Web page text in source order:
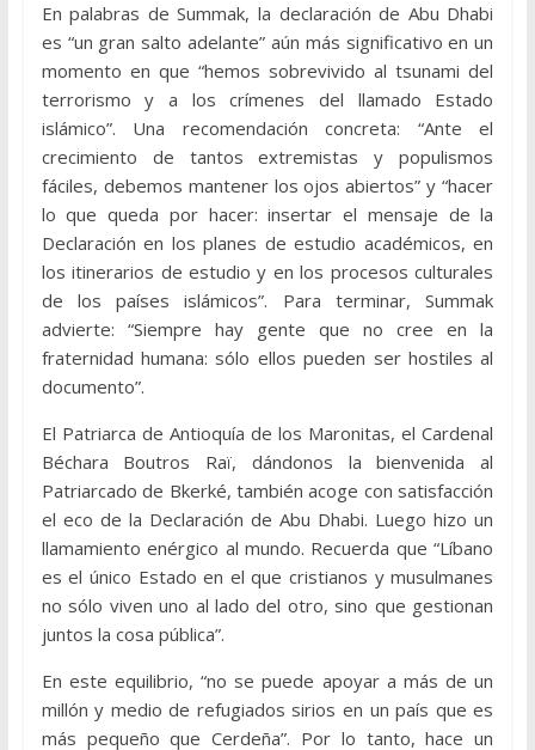
En palabras de Summak, la declaración de Abu Dhabi
es “un gran salto adelante” aún más significativo en un
momento en que “hemos sobrevivido al tsunami del
terrorismo y a los crímenes del llamado Estado
islámico”. Una recomendación concreta: “Ante el
crecimiento de tantos extremistas y populismos
fáciles, debemos mantener los ojos abiertos” y “hacer
lo que queda por hacer: insertar el mensaje de la
Declaración en los planes de estudio académicos, en
los itinerarios de estudio y en los procesos culturales
de los países islámicos”. Para terminar, Summak
advierte: “Siempre hay gente que no cree en la
fraternidad humana: sólo ellos pueden ser hostiles al
documento”.
El Patriarca de Antioquía de los Maronitas, el Cardenal
Béchara Boutros Raï, dándonos la bienvenida al
Patriarcado de Bkerké, también acoge con satisfacción
el eco de la Declaración de Abu Dhabi. Luego hizo un
llamamiento enérgico al mundo. Recuerda que “Líbano
es el único Estado en el que cristianos y musulmanes
no sólo viven uno al lado del otro, sino que gestionan
juntos la cosa pública”.
En este equilibrio, “no se puede apoyar a más de un
millón y medio de refugiados sirios en un país que es
más pequeño que Cerdeña”. Por lo tanto, hace un